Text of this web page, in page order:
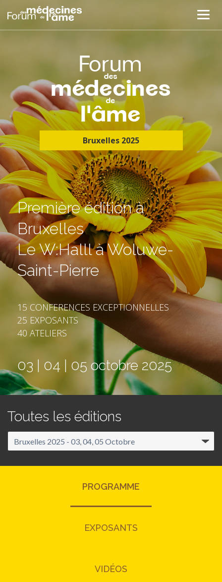
Première édition à
Bruxelles
Le W:Halll à Woluwe-
Saint-Pierre
15 CONFERENCES EXCEPTIONNELLES
25 EXPOSANTS
40 ATELIERS
03 | 04 | 05 octobre 2025
Bruxelles 2025
Toutes les éditions
PROGRAMME
EXPOSANTS
VIDÉOS